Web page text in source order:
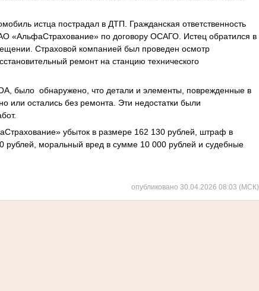
истца пострадал в ДТП. Гражданская ответственность
«АльфаСтрахование» по договору ОСАГО. Истец обратился в
Страховой компанией был проведен осмотр
ремонт на станцию технического
было обнаружено, что детали и элементы, поврежденные в
или остались без ремонта. Эти недостатки были
убыток в размере 162 130 рублей, штраф в
рублей, моральный вред в сумме 10 000 рублей и судебные
опубликовано 30.04.2026 08:03 (МСК)